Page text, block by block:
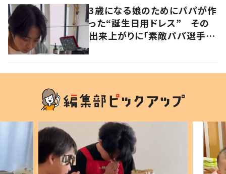
3歳になる娘のためにパパが作
った“誕生日用ドレス” その
出来上がりに「素敵パパ選手権